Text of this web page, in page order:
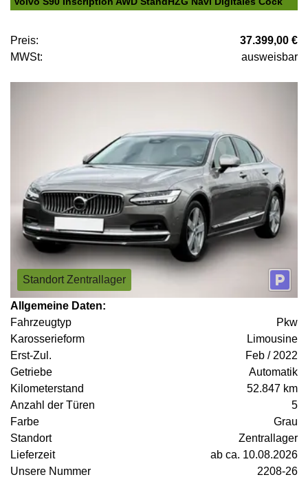
Preis:
37.399,00 €
MWSt:
ausweisbar
Standort Zentrallager
Allgemeine Daten:
Fahrzeugtyp
Pkw
Karosserieform
Limousine
Erst-Zul.
Feb / 2022
Getriebe
Automatik
Kilometerstand
52.847 km
Anzahl der Türen
5
Farbe
Grau
Standort
Zentrallager
Lieferzeit
ab ca. 10.08.2026
Unsere Nummer
2208-26